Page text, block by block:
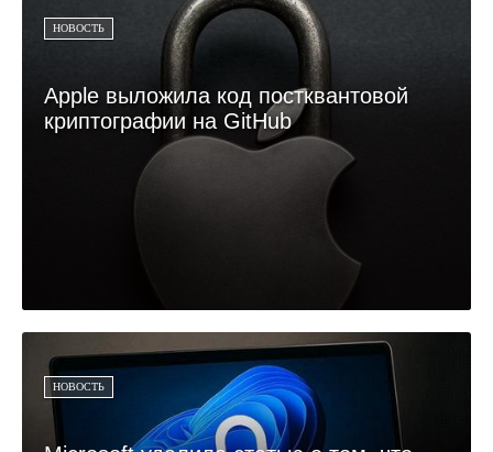
НОВОСТЬ
Apple выложила код постквантовой
криптографии на GitHub
НОВОСТЬ